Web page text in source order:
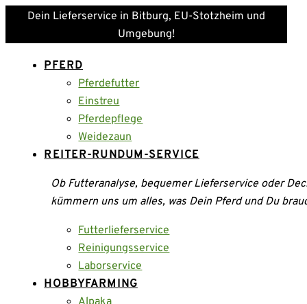
Dein Lieferservice in Bitburg, EU-Stotzheim und
Umgebung!
PFERD
Pferdefutter
Einstreu
Pferdepflege
Weidezaun
REITER-RUNDUM-SERVICE
Ob Futteranalyse, bequemer Lieferservice oder
kümmern uns um alles, was Dein Pferd und Du
Futterlieferservice
Reinigungsservice
Laborservice
HOBBYFARMING